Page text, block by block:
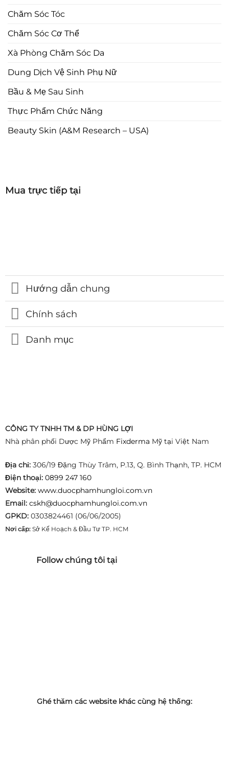
Chăm Sóc Tóc
Chăm Sóc Cơ Thể
Xà Phòng Chăm Sóc Da
Dung Dịch Vệ Sinh Phụ Nữ
Bầu & Mẹ Sau Sinh
Thực Phẩm Chức Năng
Beauty Skin (A&M Research – USA)
Mua trực tiếp tại
Hướng dẫn chung
Chính sách
Danh mục
CÔNG TY TNHH TM & DP HÙNG LỢI
Nhà phân phối Dược Mỹ Phẩm Fixderma Mỹ tại Việt Nam
Địa chỉ:306/19 Đặng Thùy Trâm, P.13, Q. Bình Thạnh, TP. HCM
Điện thoại: 0899 247 160
Website: www.duocphamhungloi.com.vn
Email: cskh@duocphamhungloi.com.vn
GPKD:0303824461 (06/06/2005)
Nơi cấp:Sở Kế Hoạch & Đầu Tư TP. HCM
Follow chúng tôi tại
Ghé thăm các website khác cùng hệ thống: